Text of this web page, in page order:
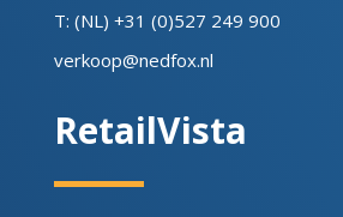
T: (NL) +31 (0)527 249 900
verkoop@nedfox.nl
RetailVista